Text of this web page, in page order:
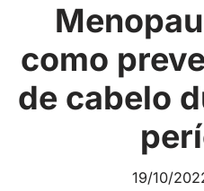
como
de cabelo
19/10/